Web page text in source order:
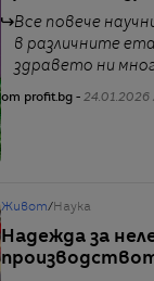
Все повече
в различните
здравето ни
от profit.bg - 24.01.2026
Живот/ Наука
Надежда за